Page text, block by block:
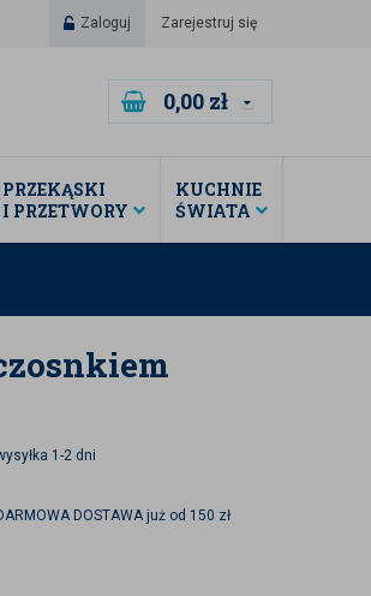
Zaloguj Zarejestruj się
0,00 zł
PRZEKĄSKI
I PRZETWORY
KUCHNIE
ŚWIATA
1-2 dni
DOSTAWA już od 150 zł